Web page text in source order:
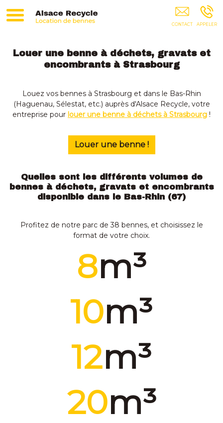
Louer une benne à déchets, gravats et
encombrants à Strasbourg
Louez vos bennes à Strasbourg et dans le Bas-Rhin
(Haguenau, Sélestat, etc.) auprès d'Alsace Recycle, votre
entreprise pour louer une benne à déchets à Strasbourg !
Louer une benne !
Quelles sont les différents volumes de
bennes à déchets, gravats et encombrants
disponible dans le Bas-Rhin (67)
Profitez de notre parc de 38 bennes, et choisissez le
format de votre choix.
8m³
10m³
12m³
20m³